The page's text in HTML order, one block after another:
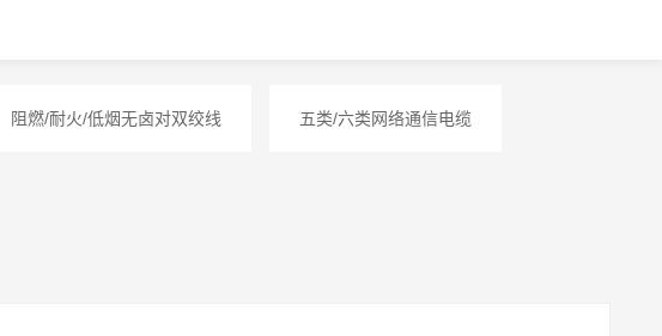
阻燃/耐火/低烟无卤对双绞线 五类/六类网络通信电缆